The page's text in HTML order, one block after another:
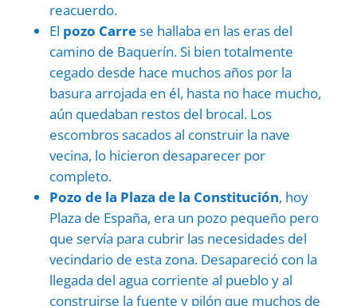
reacuerdo.
El pozo Carrese hallaba en las eras del
camino de Baquerín. Si bien totalmente
cegado desde hace muchos años por la
basura arrojada en él, hasta no hace mucho,
aún quedaban restos del brocal. Los
escombros sacados al construir la nave
vecina, lo hicieron desaparecer por
completo.
Pozo de la Plaza de la Constitución, hoy
Plaza de España, era un pozo pequeño pero
que servía para cubrir las necesidades del
vecindario de esta zona. Desapareció con la
llegada del agua corriente al pueblo y al
construirse la fuente y pilón que muchos de